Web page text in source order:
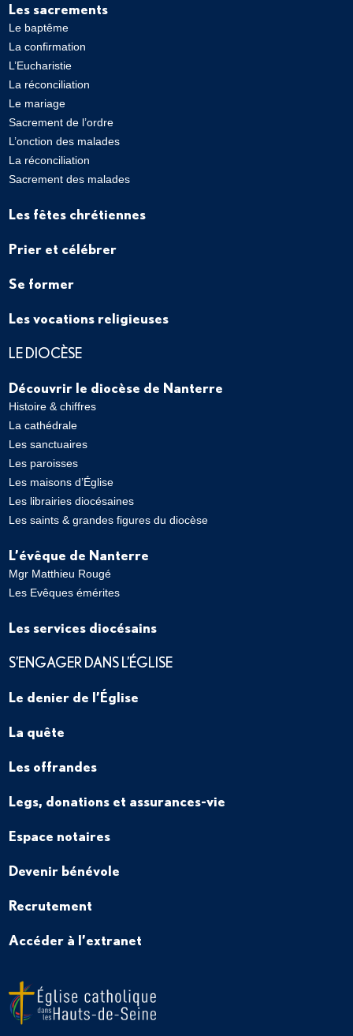
Les sacrements
Le baptême
La confirmation
L’Eucharistie
La réconciliation
Le mariage
Sacrement de l’ordre
L’onction des malades
La réconciliation
Sacrement des malades
Les fêtes chrétiennes
Prier et célébrer
Se former
Les vocations religieuses
LE DIOCÈSE
Découvrir le diocèse de Nanterre
Histoire & chiffres
La cathédrale
Les sanctuaires
Les paroisses
Les maisons d’Église
Les librairies diocésaines
Les saints & grandes figures du diocèse
L’évêque de Nanterre
Mgr Matthieu Rougé
Les Evêques émérites
Les services diocésains
S’ENGAGER DANS L’ÉGLISE
Le denier de l’Église
La quête
Les offrandes
Legs, donations et assurances-vie
Espace notaires
Devenir bénévole
Recrutement
Accéder à l’extranet